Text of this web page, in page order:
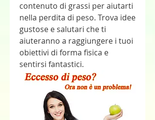
contenuto di grassi per aiutarti
nella perdita di peso. Trova idee
gustose e salutari che ti
aiuteranno a raggiungere i tuoi
obiettivi di forma fisica e
sentirsi fantastici.